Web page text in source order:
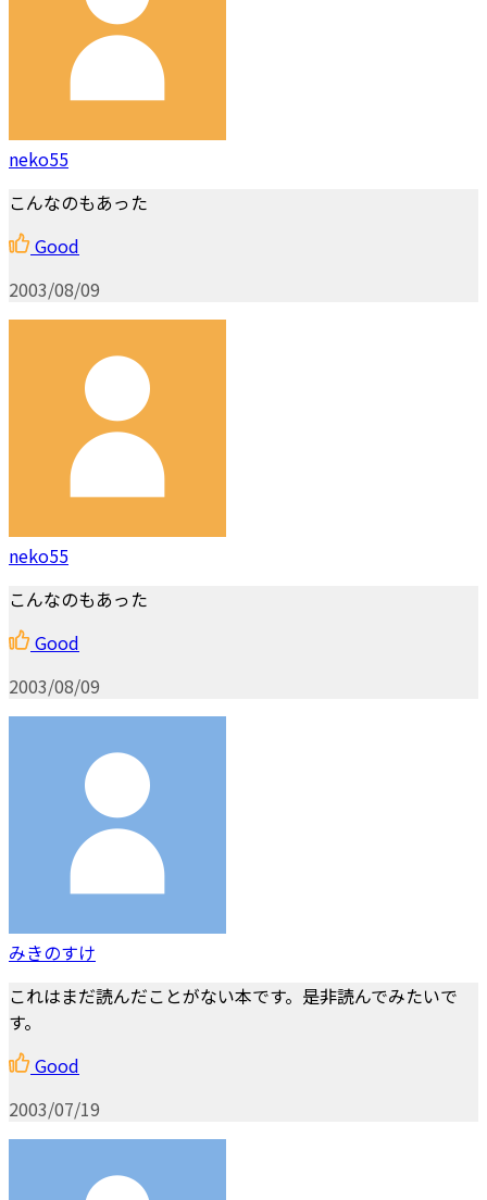
neko55
こんなのもあった
Good
2003/08/09
neko55
こんなのもあった
Good
2003/08/09
みきのすけ
これはまだ読んだことがない本です。是非読んでみたいで
す。
Good
2003/07/19